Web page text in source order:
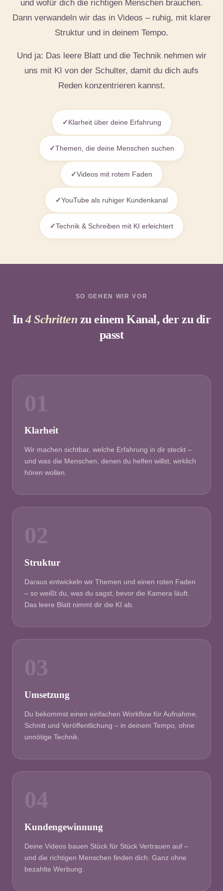
und wofür dich die richtigen Menschen brauchen.
Dann verwandeln wir das in Videos – ruhig, mit klarer
Struktur und in deinem Tempo.
Und ja: Das leere Blatt und die Technik nehmen wir
uns mit KI von der Schulter, damit du dich aufs
Reden konzentrieren kannst.
Klarheit über deine Erfahrung
Themen, die deine Menschen suchen
Videos mit rotem Faden
YouTube als ruhiger Kundenkanal
Technik & Schreiben mit KI erleichtert
SO GEHEN WIR VOR
In4 Schritten zu einem Kanal, der zu dir
passt
01
Klarheit
Wir machen sichtbar, welche Erfahrung in dir steckt –
und was die Menschen, denen du helfen willst, wirklich
hören wollen.
02
Struktur
Daraus entwickeln wir Themen und einen roten Faden
– so weißt du, was du sagst, bevor die Kamera läuft.
Das leere Blatt nimmt dir die KI ab.
03
Umsetzung
Du bekommst einen einfachen Workflow für Aufnahme,
Schnitt und Veröffentlichung – in deinem Tempo, ohne
unnötige Technik.
04
Kundengewinnung
Deine Videos bauen Stück für Stück Vertrauen auf –
und die richtigen Menschen finden dich. Ganz ohne
bezahlte Werbung.